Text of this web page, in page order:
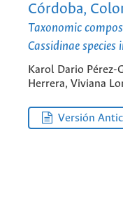
Córdoba,
Taxonomic
Cassidinae
Karol Dario Pérez-
Herrera, Viviana
Versión